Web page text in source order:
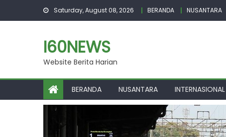
Saturday, August 08, 2026 BERANDA NUSANTARA
I60NEWS
Website Berita Harian
BERANDA NUSANTARA INTERNASIONAL